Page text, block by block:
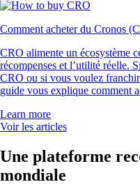
Comment acheter du Cronos
CRO alimente un écosystème
récompenses et l’utilité réelle.
CRO ou si vous voulez
guide vous explique comment
Learn more
Voir les articles
Une plateforme
mondiale